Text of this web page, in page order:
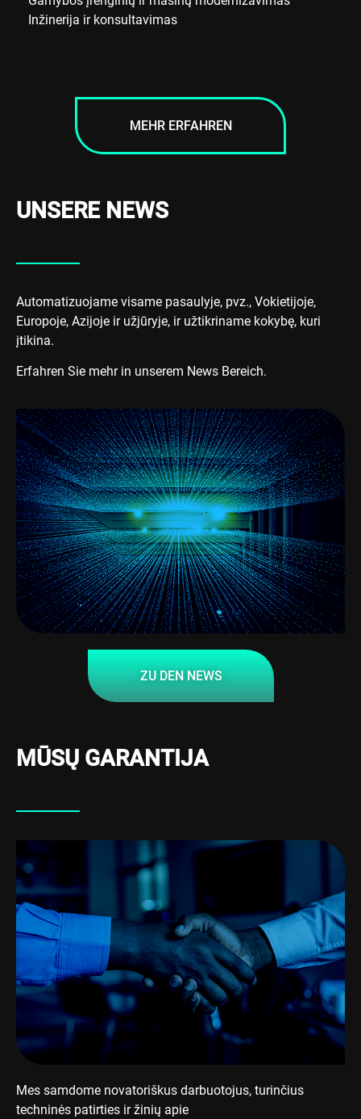
Inžinerija ir konsultavimas
MEHR ERFAHREN
UNSERE NEWS
Automatizuojame visame pasaulyje, pvz., Vokietijoje,
Europoje, Azijoje ir užjūryje, ir užtikriname kokybę, kuri
įtikina.
Erfahren Sie mehr in unserem News Bereich.
ZU DEN NEWS
MŪSŲ GARANTIJA
Mes samdome novatoriškus darbuotojus, turinčius
techninės patirties ir žinių apie